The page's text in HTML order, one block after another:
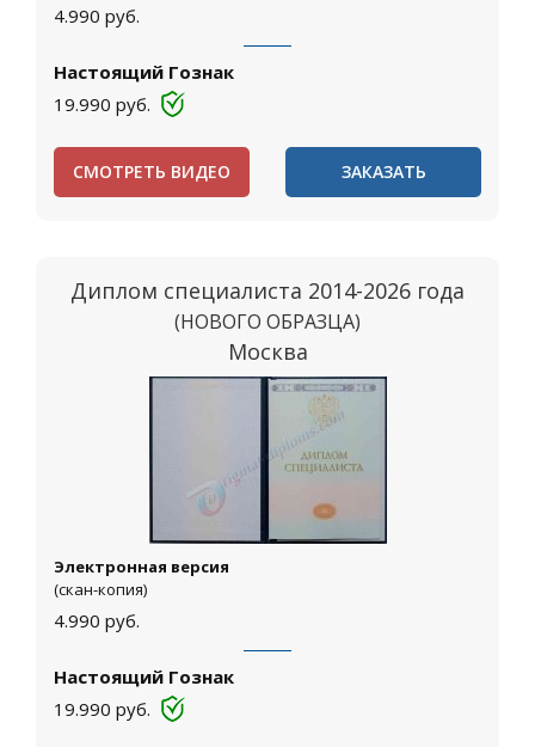
4.990 руб.
Настоящий Гознак
19.990 руб.
СМОТРЕТЬ ВИДЕО ЗАКАЗАТЬ
Диплом специалиста 2014-2026 года
(НОВОГО ОБРАЗЦА)
Москва
Электронная версия
(скан-копия)
4.990 руб.
Настоящий Гознак
19.990 руб.